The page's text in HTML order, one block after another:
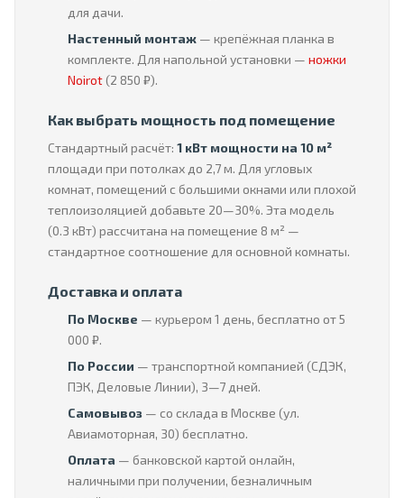
для дачи.
Настенный монтаж — крепёжная планка в
комплекте. Для напольной установки — ножки
Noirot(2 850 ₽).
Как выбрать мощность под помещение
Стандартный расчёт: 1 кВт мощности на 10 м²
площади при потолках до 2,7 м. Для угловых
комнат, помещений с большими окнами или плохой
теплоизоляцией добавьте 20—30%. Эта модель
(0.3 кВт) рассчитана на помещение 8 м² —
стандартное соотношение для основной комнаты.
Доставка и оплата
По Москве — курьером 1 день, бесплатно от 5
000 ₽.
По России — транспортной компанией (СДЭК,
ПЭК, Деловые Линии), 3—7 дней.
Самовывоз — со склада в Москве (ул.
Авиамоторная, 30) бесплатно.
Оплата — банковской картой онлайн,
наличными при получении, безналичным